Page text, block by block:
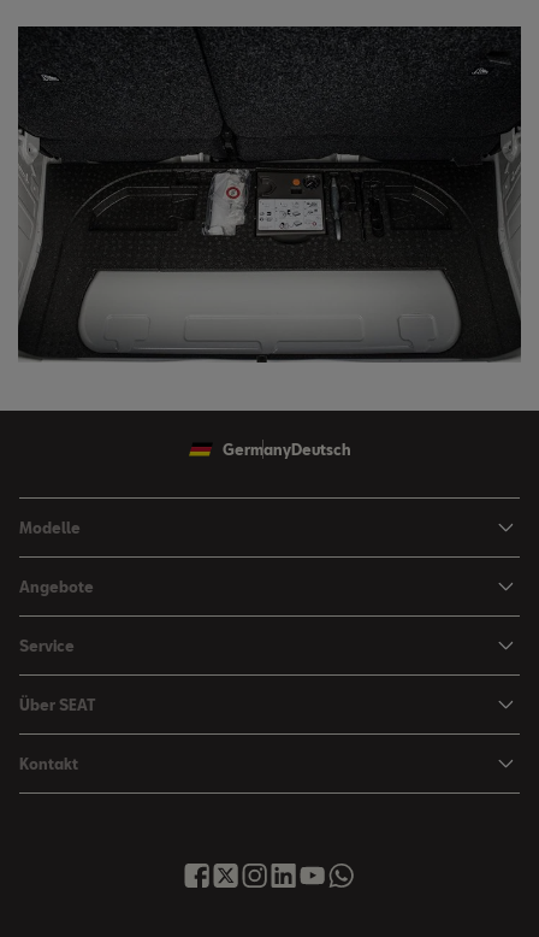
GermanyDeutsch
Modelle
Arona
Leon
Leon Sportstourer
SEAT Ateca Compact SUV (discontinued)
Angebote
Sondermodelle
SEAT FOR BUSINESS Angebote
Gebrauchtfahrzeuge
Finanzdienstleistung
Sommer Service Aktion
Service
Smartphone Kompatibilität
Senderlogos
Über SEAT
News & Events
Integrität & Compliance
Kontakt
Online Service-Terminbuchung